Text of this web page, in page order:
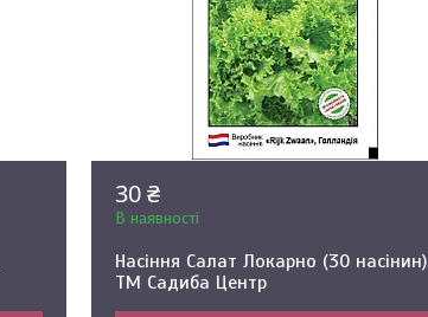
30 ₴
В наявності
Насіння Салат Локарно (30 насінин)
ТМ Садиба Центр